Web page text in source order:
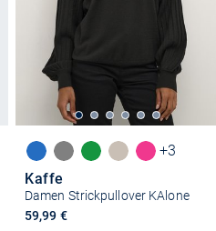
+3
Kaffe
Damen Strickpullover KAlone
59,99 €